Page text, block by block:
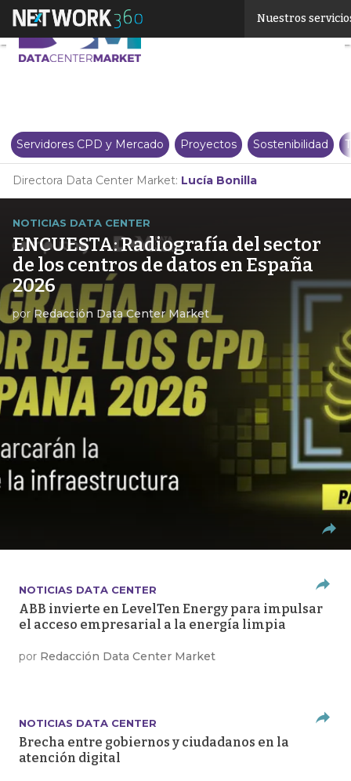
Nuestros
Servidores CPD y Mercado Proyectos Sostenibilidad
Directora Data Center Market: Lucía Bonilla
NOTICIAS DATA CENTER
ENCUESTA: Radiografía del sector
de los centros de datos en España
2026
porRedacción Data Center Market
NOTICIAS DATA CENTER
ABB invierte en LevelTen Energy para impulsar
el acceso empresarial a la energía limpia
por Redacción Data Center Market
NOTICIAS DATA CENTER
Brecha entre gobiernos y ciudadanos en la
atención digital